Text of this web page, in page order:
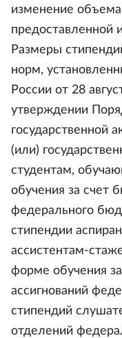
изменение
предоставленной
Размеры
норм,
России от 28
утверждении
государственной
(или)
студентам,
обучения за счет
федерального
стипендии
ассистентам-
форме обучения
ассигнований
стипендий
отделений